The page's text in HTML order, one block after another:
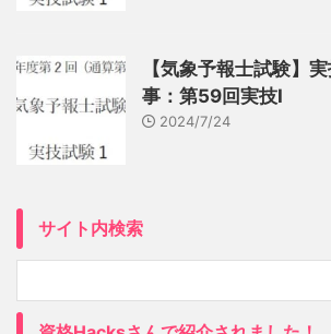
【気象予報士試験】
事：第59回実技Ⅰ
2024/7/24
サイト内検索